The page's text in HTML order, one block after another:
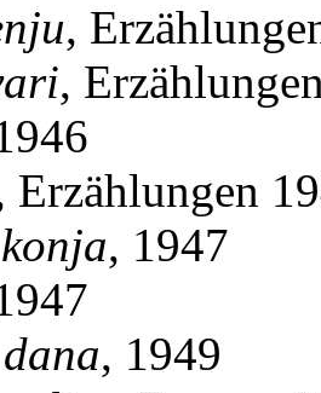
,
,
Erzählungen
, 1947
, 1949